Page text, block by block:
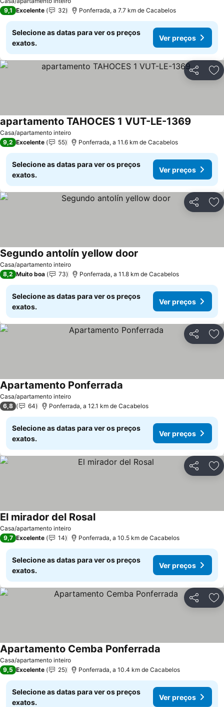
9,1 Excelente 32 Ponferrada, a 7.7 km de Cacabelos
Selecione as datas para ver os preços
exatos.
Ver preços
Partilhar
Casa/apartamento inteiro
apartamento TAHOCES 1 VUT-LE-1369
9,2 Excelente 55 Ponferrada, a 11.6 km de Cacabelos
Selecione as datas para ver os preços
exatos.
Ver preços
Partilhar
Casa/apartamento inteiro
Segundo antolín yellow door
8,2 Muito boa 73 Ponferrada, a 11.8 km de Cacabelos
Selecione as datas para ver os preços
exatos.
Ver preços
Partilhar
Casa/apartamento inteiro
Apartamento Ponferrada
6,8 64 Ponferrada, a 12.1 km de Cacabelos
Selecione as datas para ver os preços
exatos.
Ver preços
Partilhar
Casa/apartamento inteiro
El mirador del RosalVer preços
9,7 Excelente 14 Ponferrada, a 10.5 km de Cacabelos
Selecione as datas para ver os preços
exatos.
Ver preços
Partilhar
Casa/apartamento inteiro
Apartamento Cemba Ponferrada
9,5 Excelente 25 Ponferrada, a 10.4 km de Cacabelos
Selecione as datas para ver os preços
exatos.
Ver preços